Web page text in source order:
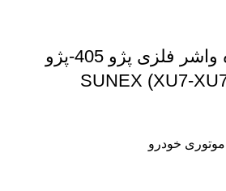
واتر پمپ همراه واشر فلزی پژو 405-پژو
پارس-سمند (XU7-XU7P) SUNEX
موتوری خودرو